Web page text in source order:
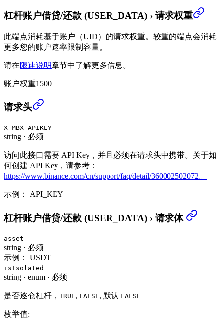
杠杆账户借贷/还款 (USER_DATA) › 请求权重
此端点消耗基于账户（UID）的请求权重。较重的端点会消耗
更多您的账户速率限制容量。
请在限速说明章节中了解更多信息。
账户权重1500
杠杆账户借贷/还款 (USER_DATA)
请求头
X-MBX-APIKEY
string · 必须
访问此接口需要 API Key，并且必须在请求头中携带。关于如
何创建 API Key，请参考：
https://www.binance.com/cn/support/faq/detail/360002502072。
示例： API_KEY
杠杆账户借贷/还款 (USER_DATA) › 请求体
asset
string · 必须
示例：
USDT
isIsolated
string · enum · 必须
是否逐仓杠杆， TRUE, FALSE, 默认 FALSE
枚举值: